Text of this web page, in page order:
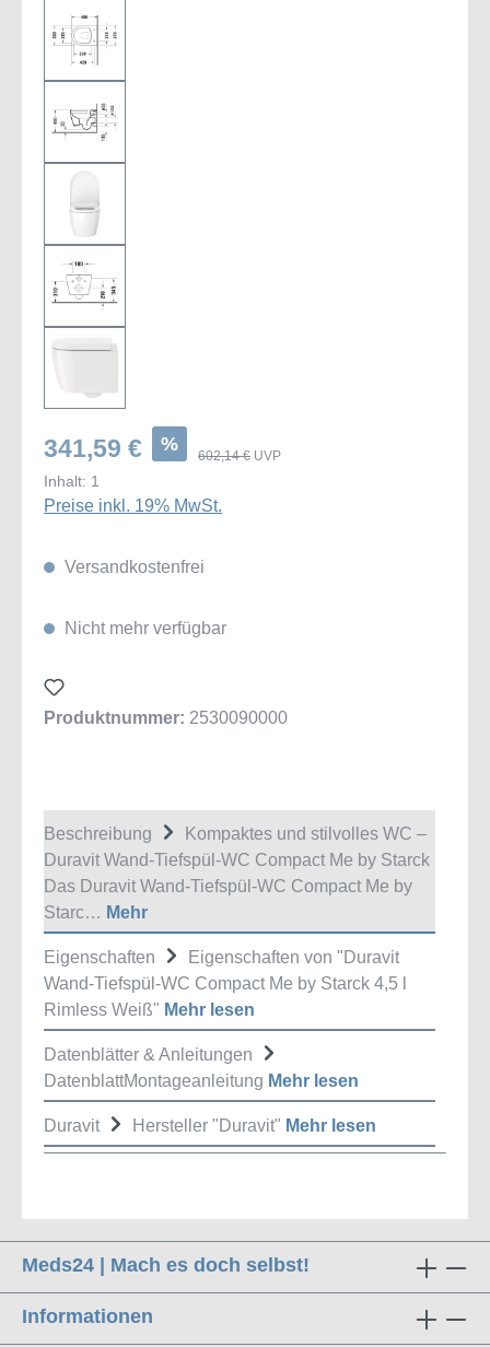
341,59 € %
602,14 € UVP
Inhalt: 1
Preise inkl. 19% MwSt.
Versandkostenfrei
Nicht mehr verfügbar
Produktnummer: 2530090000
Beschreibung
Kompaktes und stilvolles WC –
Duravit Wand-Tiefspül-WC Compact Me by Starck
Das Duravit Wand-Tiefspül-WC Compact Me by
Starc… Mehr
Eigenschaften
Eigenschaften von "Duravit
Wand-Tiefspül-WC Compact Me by Starck 4,5 l
Rimless Weiß" Mehr lesen
Datenblätter & Anleitungen
DatenblattMontageanleitung Mehr lesen
Duravit Hersteller "Duravit" Mehr lesen
Meds24 | Mach es doch selbst!
Informationen